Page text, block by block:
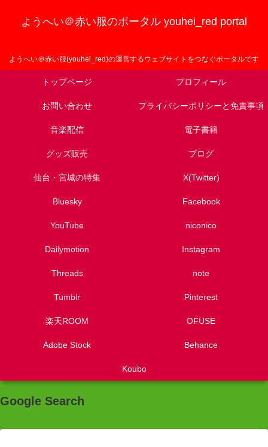
ようへい＠赤い服のポータル youhei_red portal
ようへい＠赤い服(youhei_red)の運営するウェブサイトをつなぐポータルです
トップページ プロフィール
お問い合わせ プライバシーポリシーと免責事項
音楽配信 電子書籍
グッズ販売 ブログ
仙台・宮城の特集 X(Twitter)
Bluesky Facebook
YouTube niconico
Dailymotion Instagram
Threads note
Tumblr Pinterest
楽天ROOM OFUSE
Adobe Stock Behance
Koubo
Google Search